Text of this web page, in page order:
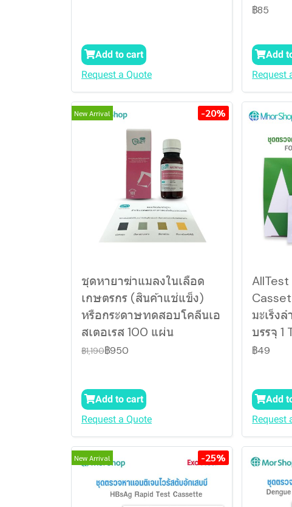
Add to cart
Request a Quote
฿85
Add
Request
New Arrival -20%
ชุดหายาฆ่าแมลงในเลือด
เกษตรกร (สินค้าแช่แข็ง)
หรือกระดาษทดสอบโคลีนเอ
สเตอเรส 100 แผ่น
฿1,190฿950
Add to cart
Request a Quote
มะเร็ง
บรรจุ 1
฿49
Add
Request
New Arrival -25%